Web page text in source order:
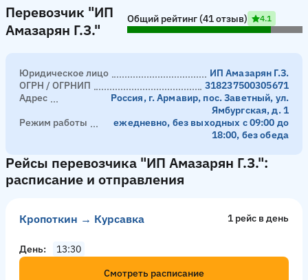
Перевозчик "ИП
Амазарян Г.З."
Общий рейтинг (41 отзыв) 4.1
Юридическое лицо
ИП Амазарян Г.З.
ОГРН / ОГРНИП
318237500305671
Адрес
Россия, г. Армавир, пос. Заветный, ул.
Ямбургская, д. 1
Режим работы
ежедневно, без выходных с 09:00 до
18:00, без обеда
Рейсы перевозчика "ИП Амазарян Г.З.":
расписание и отправления
Кропоткин → Курсавка 1 рейс в день
День
13:30
Смотреть расписание